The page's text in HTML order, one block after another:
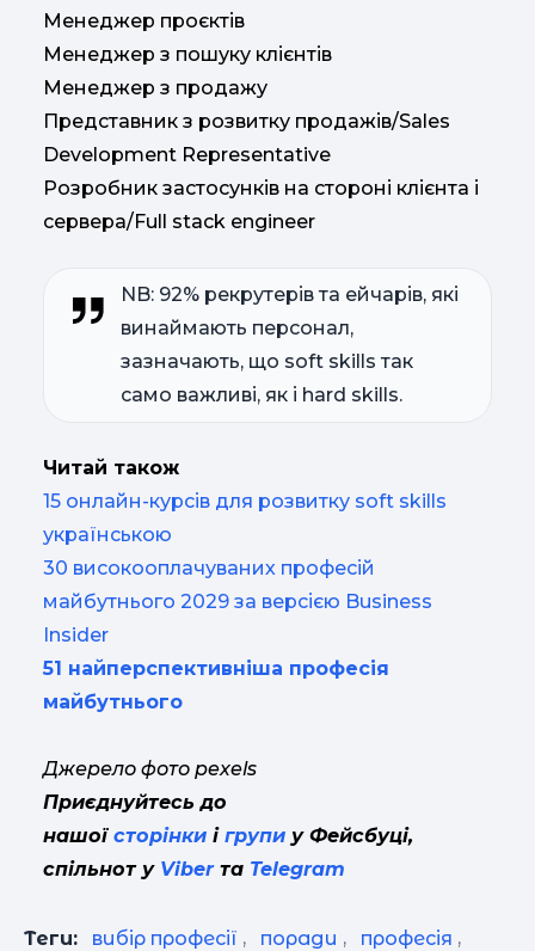
Менеджер проєктів
Менеджер з пошуку клієнтів
Менеджер з продажу
Представник з розвитку продажів/Sales
Development Representative
Розробник застосунків на стороні клієнта і
сервера/Full stack engineer
NB: 92% рекрутерів та ейчарів, які
винаймають персонал,
зазначають, що soft skills так
само важливі, як і hard skills.
Читай також
15 онлайн-курсів для розвитку soft skills
українською
30 високооплачуваних професій
майбутнього 2029 за версією Business
Insider
51 найперспективніша професія
майбутнього
Джерело фото pexels
Приєднуйтесь до
нашої сторінки і групи у Фейсбуці,
спільнот у Viberта Telegram
Теги: вибір професії , поради , професія ,